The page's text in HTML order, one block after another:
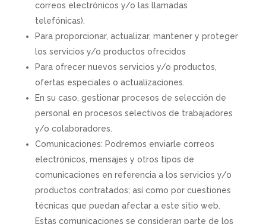
correos electrónicos y/o las llamadas
telefónicas).
Para proporcionar, actualizar, mantener y proteger
los servicios y/o productos ofrecidos
Para ofrecer nuevos servicios y/o productos,
ofertas especiales o actualizaciones.
En su caso, gestionar procesos de selección de
personal en procesos selectivos de trabajadores
y/o colaboradores.
Comunicaciones: Podremos enviarle correos
electrónicos, mensajes y otros tipos de
comunicaciones en referencia a los servicios y/o
productos contratados; así como por cuestiones
técnicas que puedan afectar a este sitio web.
Estas comunicaciones se consideran parte de los